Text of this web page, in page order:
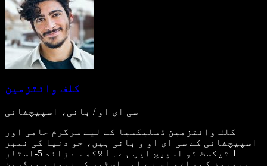
کلف وائتزمین
سی ای او / بانی، اسپیچفائی
کلف وائتزمین ڈسلیکسیا کے لیے سرگرم حامی اور
اسپیچفائی کے سی ای او و بانی ہیں، جو دنیا کی نمبر
1 ٹیکسٹ ٹو اسپیچ ایپ ہے۔ 1 لاکھ سے زائد 5-اسٹار
ریویوز کے ساتھ اس نے ایپ اسٹور کی نیوز و میگزین